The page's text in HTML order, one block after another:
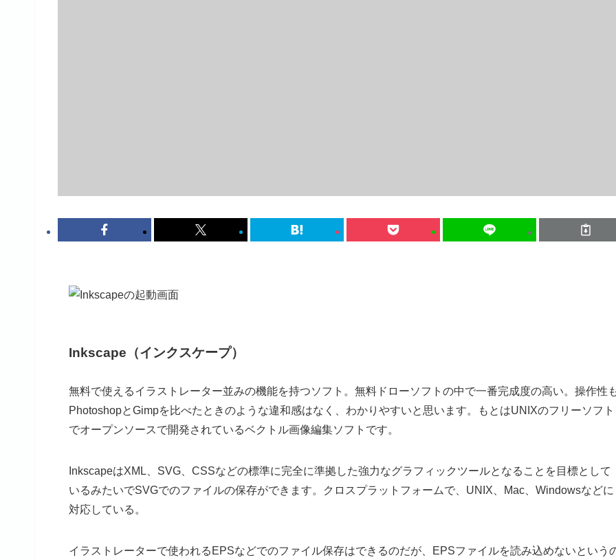
Inkscape（インクスケープ）
無料で使えるイラストレーター並みの機能を持つソフト。無料ドローソフトの中で一番完成度の高い。操作性
PhotoshopとGimpを比べたときのような違和感はなく、わかりやすいと思います。もとはUNIXのフリーソフト
でオープンソースで開発されているベクトル画像編集ソフトです。
InkscapeはXML、SVG、CSSなどの標準に完全に準拠した強力なグラフィックツールとなることを目標として
いるみたいでSVGでのファイルの保存ができます。クロスプラットフォームで、UNIX、Mac、Windowsなどに
対応している。
イラストレーターで使われるEPSなどでのファイル保存はできるのだが、EPSファイルを読み込めないという